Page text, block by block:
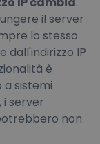
il server
lo stesso
dall'indirizzo IP
è
sistemi
server
non